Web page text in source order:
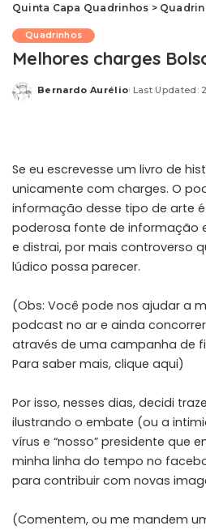
Quinta Capa Quadrinhos >
Quadrinhos
Melhores charges
Posted
Bernardo Aurélio Last Updated:
Se eu escrevesse um livro de
unicamente com charges. O
informação desse tipo de arte
poderosa fonte de informação
e distrai, por mais controverso
lúdico possa parecer.
(Obs: Você pode nos ajudar a
podcast no ar e ainda
através de uma campanha de
Para saber mais, clique aqui)
Por isso, nesses dias, decidi
ilustrando o embate (ou a
vírus e “nosso” presidente que
minha linha do tempo no
para contribuir com novas
(Comentem, ou me mandem